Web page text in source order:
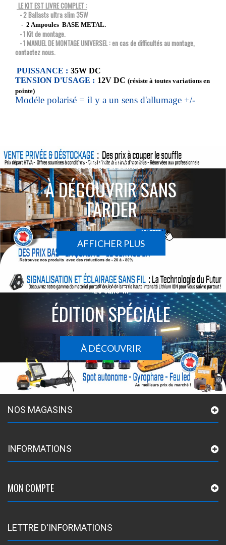
LE KIT EST LIVRE COMPLET :
- 2 Ballasts ultra slim 35W
- 2 Ampoules BASE METAL.
- 1 Kit de montage.
- 1 MANUEL DE MONTAGE UNIVERSEL : en cas de difficultés au montage,
contactez nous.
PUISSANCE : 35W DC
TENSION D'USAGE : 12V DC (résiste à toutes variations en
pointe)
Modéle polarisé = il y a un sens d'allumage +/-
ACTIONS SPÉCIALES
À DÉCOUVRIR SANS
TARDER
AFFICHER PLUS
Le sans-fil
ÉDITION SPÉCIALE
À DÉCOUVRIR
NOS MAGASINS
INFORMATIONS
MON COMPTE
LETTRE D'INFORMATIONS